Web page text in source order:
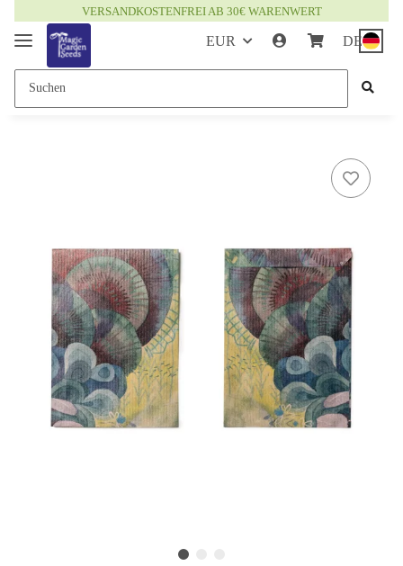
VERSANDKOSTENFREI AB 30€ WARENWERT
EUR DE